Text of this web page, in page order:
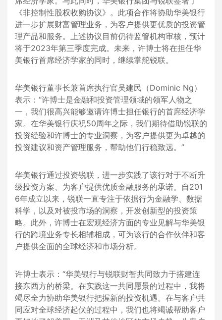
《非控制性股权收购协议》。此项合作将协助华美银行
进一步扩展财富管理业务，为客户提供更优质的投资管
理产品和服务。上述协议目前仍待监管机构审核，预计
将于2023年第三季度完成。未来，许博士将在担任华
美银行首席经济学家的同时，继续掌舵锐联。
华美银行董事长兼首席执行官吴建民（Dominic Ng）
表示：“许博士是金融和投资管理领域的领军人物之
一，我们很高兴能够邀请许博士担任银行的首席经济学
家。在华美银行庆祝50周年之际，我们期待借助锐联的
投资经验和许博士的专业洞察，为客户提供更为卓越的
投资建议和资产管理服务，帮助他们行稳致远。”
华美银行通过投资锐联，进一步实践了该行对于不断升
级投资方案、为客户提供优质金融服务的承诺。自201
6年成立以来，锐联一直专注于依据行为金融学、数据
科学，以及对被投市场的洞察，开发创新型的投资策
略。此外，许博士在宏观经济方面的专业见解与华美银
行的跨境业务专长相辅相成，可为该行的合作伙伴和客
户提供全面的全球经济和市场分析。
许博士表示：“华美银行与锐联财智共同致力于搭建连
接东西方的桥梁。在实践这一共同愿景的过程中，我将
竭尽全力协助华美银行把握新的投资机遇。在与客户共
同应对全球经济起伏的过程中，我们也将竭诚帮助客户